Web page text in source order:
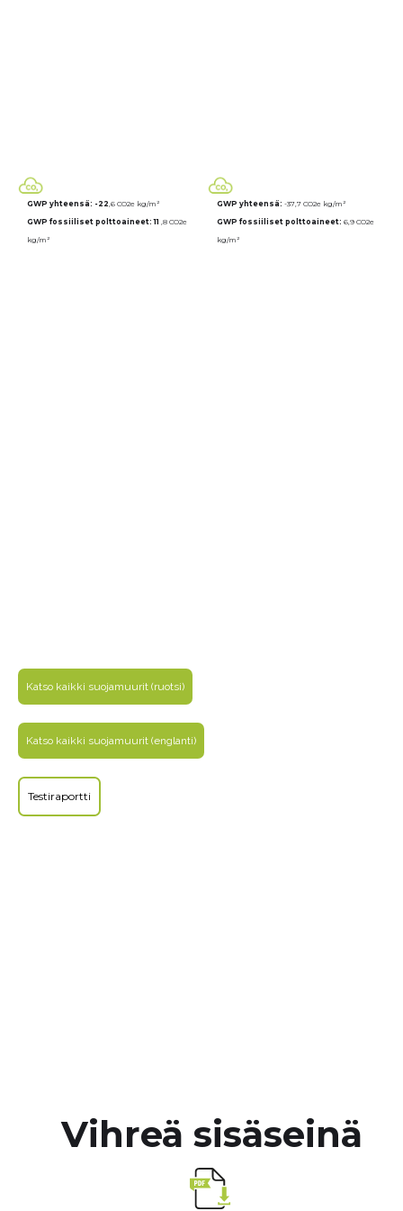
GWP yhteensä: -22,6 CO2e kg/m²
GWP fossiiliset polttoaineet: 11 ,8 CO2e
kg/m²
GWP yhteensä: -37,7 CO2e kg/m²
GWP fossiiliset polttoaineet: 6,9 CO2e
kg/m²
Katso kaikki suojamuurit (ruotsi)
Katso kaikki suojamuurit (englanti)
Testiraportti
Vihreä sisäseinä